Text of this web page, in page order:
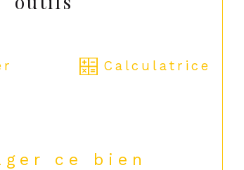
Calculatrice
ce bien